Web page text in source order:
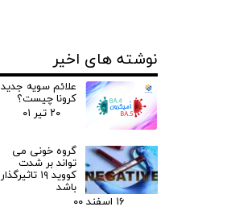
نوشته های اخیر
علائم سویه جدید
کرونا چیست؟
۲۰ تیر ۰۱
گروه خونی می
تواند بر شدت
کووید ۱۹ تاثیرگذار
باشد
۱۶ اسفند ۰۰